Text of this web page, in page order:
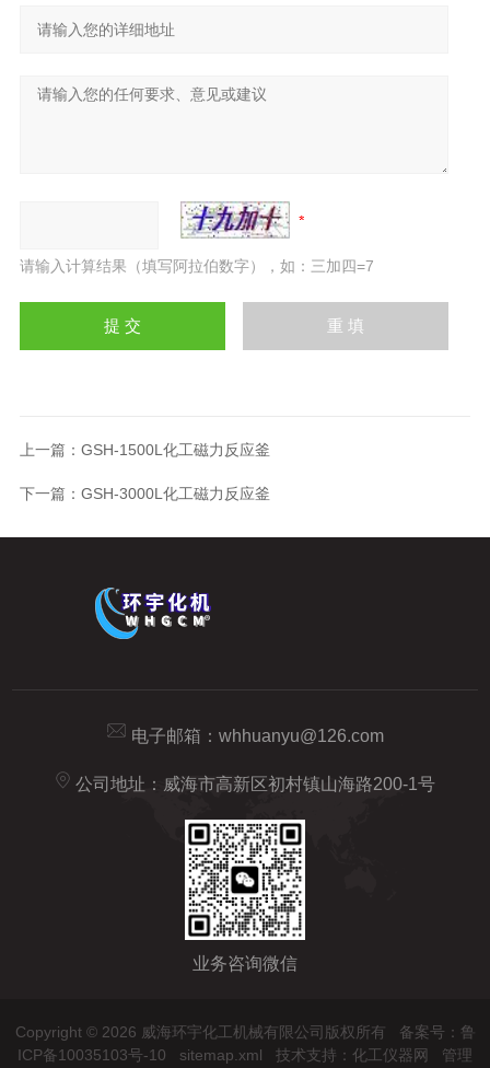
请输入计算结果（填写阿拉伯数字），如：三加四=7
上一篇： GSH-1500L化工磁力反应釜
下一篇： GSH-3000L化工磁力反应釜
电子邮箱： whhuanyu@126.com
公司地址：威海市高新区初村镇山海路200-1号
业务咨询微信
Copyright © 2026 威海环宇化工机械有限公司版权所有 备案号：鲁
ICP备10035103号-10
sitemap.xml 技术支持： 化工仪器网 管理